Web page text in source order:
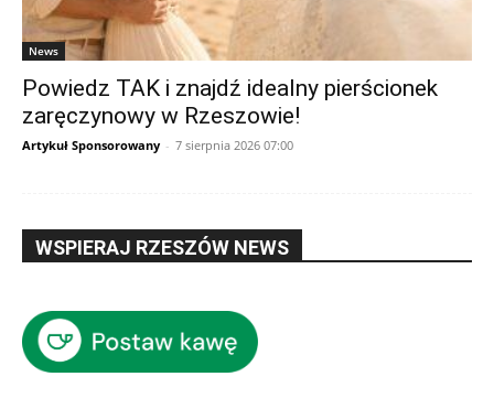
News
Powiedz TAK i znajdź idealny pierścionek
zaręczynowy w Rzeszowie!
Artykuł Sponsorowany - 7 sierpnia 2026 07:00
WSPIERAJ RZESZÓW NEWS